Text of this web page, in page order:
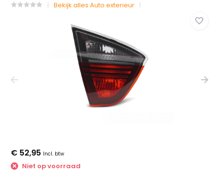
Bekijk alles Auto exterieur
€ 52,95 Incl. btw
Niet op voorraad